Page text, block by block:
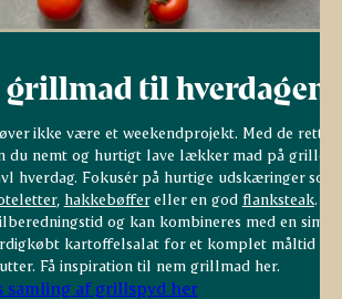
grillmad til hverdagen
ikke være et weekendprojekt. Med de rette
du nemt og hurtigt lave lækker mad på grillen,
hverdag. Fokusér på hurtige udskæringer som
, hakkebøffereller en god flanksteak.
og kan kombineres med en
kartoffelsalat for et komplet måltid på
Få inspiration til nem grillmad her.
samling af grillspyd her